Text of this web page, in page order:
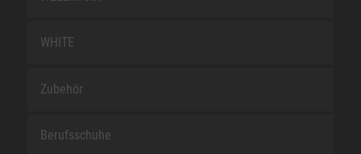
WHITE
Zubehör
Berufsschuhe